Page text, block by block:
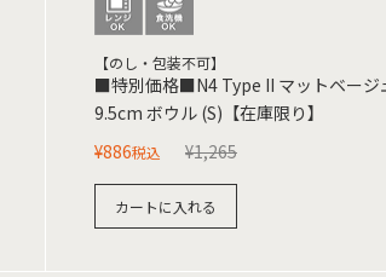
【のし・包装不可】
■特別価格■N4 Type II マットベージ
9.5cm ボウル (S)【在庫限り】
¥1,265
¥886税込
カートに入れる